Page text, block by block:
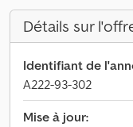
Détails sur
Identifiant de
A222-93-302
Mise à jour: